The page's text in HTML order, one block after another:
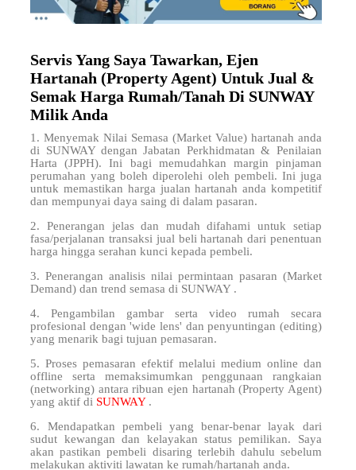
Servis Yang Saya Tawarkan, Ejen
Hartanah (Property Agent) Untuk Jual &
Semak Harga Rumah/Tanah Di SUNWAY
Milik Anda
1. Menyemak Nilai Semasa (Market Value) hartanah anda
di SUNWAY dengan Jabatan Perkhidmatan & Penilaian
Harta (JPPH). Ini bagi memudahkan margin pinjaman
perumahan yang boleh diperolehi oleh pembeli. Ini juga
untuk memastikan harga jualan hartanah anda kompetitif
dan mempunyai daya saing di dalam pasaran.
2. Penerangan jelas dan mudah difahami untuk setiap
fasa/perjalanan transaksi jual beli hartanah dari penentuan
harga hingga serahan kunci kepada pembeli.
3. Penerangan analisis nilai permintaan pasaran (Market
Demand) dan trend semasa di SUNWAY .
4. Pengambilan gambar serta video rumah secara
profesional dengan 'wide lens' dan penyuntingan (editing)
yang menarik bagi tujuan pemasaran.
5. Proses pemasaran efektif melalui medium online dan
offline serta memaksimumkan penggunaan rangkaian
(networking) antara ribuan ejen hartanah (Property Agent)
yang aktif di SUNWAY .
6. Mendapatkan pembeli yang benar-benar layak dari
sudut kewangan dan kelayakan status pemilikan. Saya
akan pastikan pembeli disaring terlebih dahulu sebelum
melakukan aktiviti lawatan ke rumah/hartanah anda.